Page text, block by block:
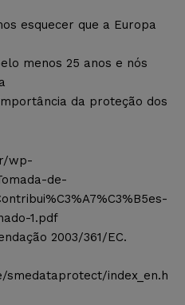
esquecer que a Europa
menos 25 anos e nós
da proteção dos
wp-
de-
1.pdf
2003/361/EC.
smedataprotect/index_en.h